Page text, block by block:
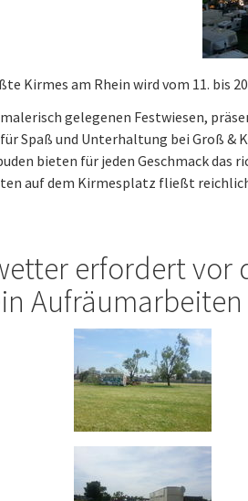
Kirmes am Rhein wird vom 11. bis
gelegenen Festwiesen,
Spaß und Unterhaltung bei Groß &
bieten für jeden Geschmack das
auf dem Kirmesplatz fließt
erfordert vor
Aufräumarbeiten